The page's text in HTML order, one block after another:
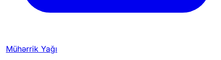
Mühərrik Yağı